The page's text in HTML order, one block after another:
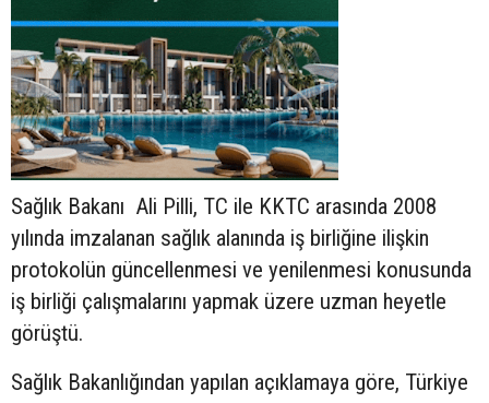
Sağlık Bakanı Ali Pilli, TC ile KKTC arasında 2008
yılında imzalanan sağlık alanında iş birliğine ilişkin
protokolün güncellenmesi ve yenilenmesi konusunda
iş birliği çalışmalarını yapmak üzere uzman heyetle
görüştü.
Sağlık Bakanlığından yapılan açıklamaya göre, Türkiye